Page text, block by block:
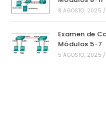
8 AGOSTO, 2025 /
Examen de
Módulos 5-7
5 AGOSTO, 2025 /